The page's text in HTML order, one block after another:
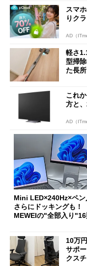
スマ
りク
AD（
軽さ
型掃
た長
これ
方と
AD（
Mini LED×240Hz×ペン
さらにドッキングも
MEWEIの"全部入り"16
10万
サポ
クス